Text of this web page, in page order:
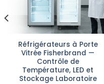
Réfrigérateurs à Porte
Vitrée Fisherbrand —
Contrôle de
Température, LED et
Stockage Laboratoire